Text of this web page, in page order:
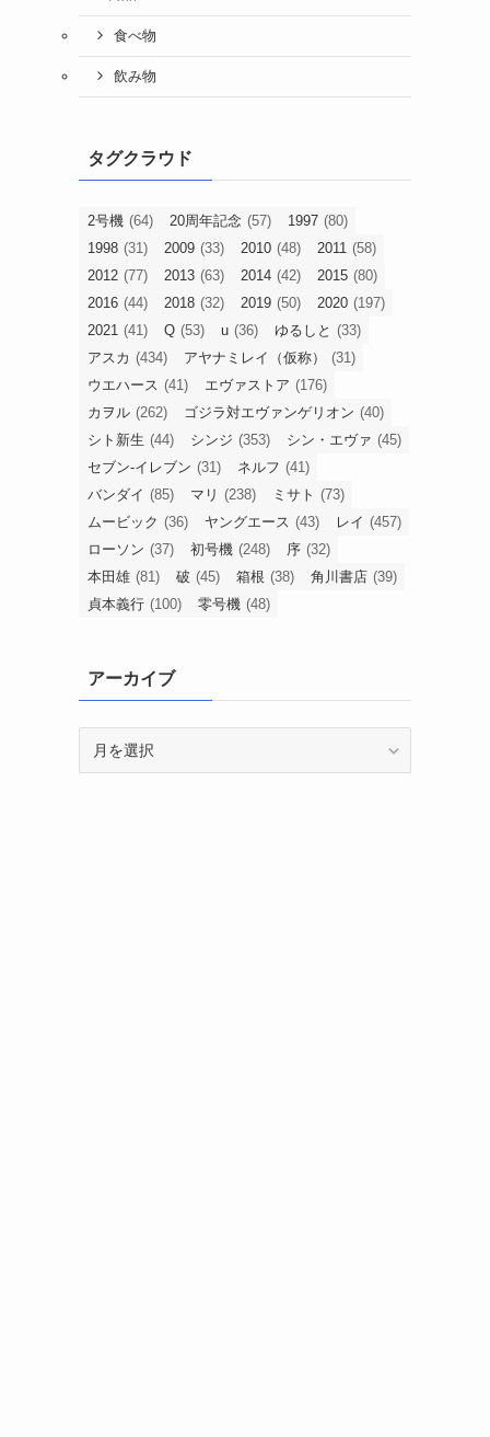
食べ物
飲み物
タグクラウド
2号機 (64) 20周年記念 (57) 1997 (80)
1998 (31) 2009 (33) 2010 (48) 2011 (58)
2012 (77) 2013 (63) 2014 (42) 2015 (80)
2016 (44) 2018 (32) 2019 (50) 2020 (197)
2021 (41) Q (53) u (36) ゆるしと (33)
アスカ (434) アヤナミレイ（仮称）
(31)
ウエハース (41) エヴァストア (176)
カヲル (262) ゴジラ対エヴァンゲリオン (40)
シト新生 (44) シンジ (353) シン・エヴァ (45)
セブン-イレブン (31) ネルフ (41)
バンダイ (85) マリ (238) ミサト (73)
ムービック (36) ヤングエース (43) レイ (457)
ローソン (37) 初号機 (248) 序 (32)
本田雄 (81) 破 (45) 箱根 (38) 角川書店 (39)
貞本義行 (100) 零号機 (48)
アーカイブ